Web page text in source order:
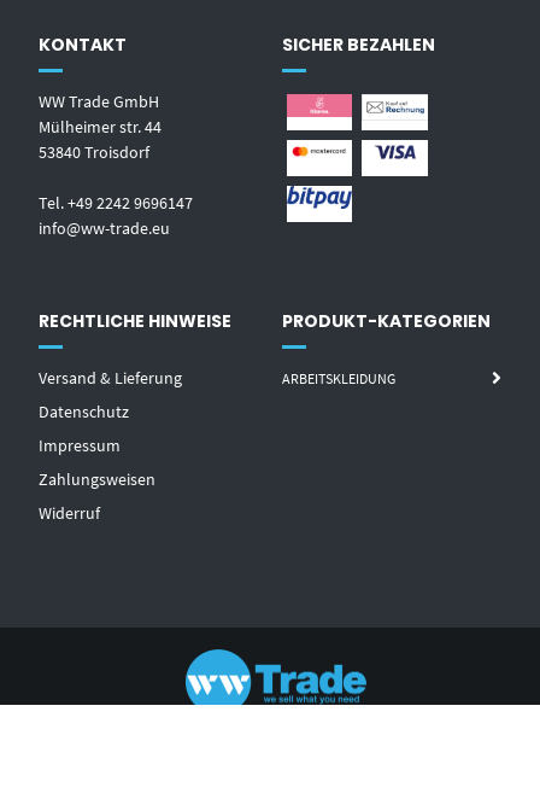
KONTAKT
WW Trade GmbH
Mülheimer str. 44
53840 Troisdorf
Tel. +49 2242 9696147
info@ww-trade.eu
SICHER BEZAHLEN
RECHTLICHE HINWEISE
Versand & Lieferung
Datenschutz
Impressum
Zahlungsweisen
Widerruf
PRODUKT-KATEGORIEN
ARBEITSKLEIDUNG